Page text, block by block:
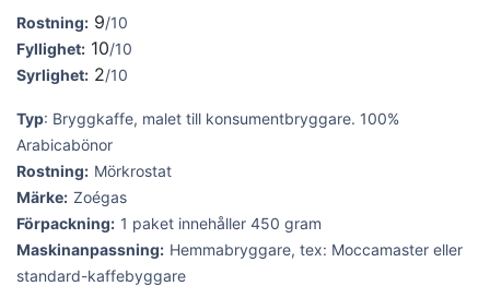
Rostning: 9/10
Fyllighet: 10/10
Syrlighet: 2/10
Typ: Bryggkaffe, malet till konsumentbryggare. 100%
Arabicabönor
Rostning: Mörkrostat
Märke: Zoégas
Förpackning: 1 paket innehåller 450 gram
Maskinanpassning: Hemmabryggare, tex: Moccamaster eller
standard-kaffebyggare